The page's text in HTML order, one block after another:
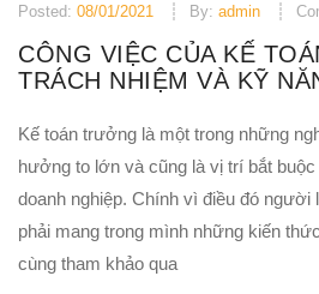
Posted: 08/01/2021 By: admin
CÔNG VIỆC CỦA KẾ
TRÁCH NHIỆM VÀ KỸ
Kế toán trưởng là một trong những
hưởng to lớn và cũng là vị trí bắt
doanh nghiệp. Chính vì điều đó người
phải mang trong mình những kiến
cùng tham khảo qua